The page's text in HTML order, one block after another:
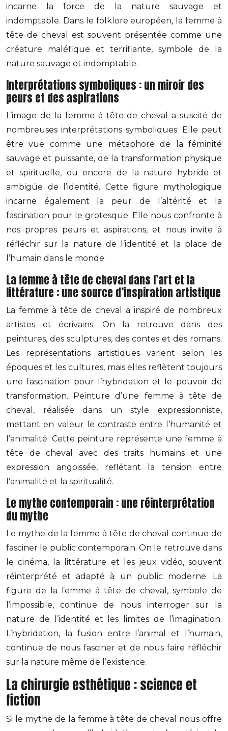
incarne la force de la nature sauvage et
indomptable. Dans le folklore européen, la femme à
tête de cheval est souvent présentée comme une
créature maléfique et terrifiante, symbole de la
nature sauvage et indomptable.
Interprétations symboliques : un miroir des
peurs et des aspirations
L’image de la femme à tête de cheval a suscité de
nombreuses interprétations symboliques. Elle peut
être vue comme une métaphore de la féminité
sauvage et puissante, de la transformation physique
et spirituelle, ou encore de la nature hybride et
ambigüe de l’identité. Cette figure mythologique
incarne également la peur de l’altérité et la
fascination pour le grotesque. Elle nous confronte à
nos propres peurs et aspirations, et nous invite à
réfléchir sur la nature de l’identité et la place de
l’humain dans le monde.
La femme à tête de cheval dans l’art et la
littérature : une source d’inspiration artistique
La femme à tête de cheval a inspiré de nombreux
artistes et écrivains. On la retrouve dans des
peintures, des sculptures, des contes et des romans.
Les représentations artistiques varient selon les
époques et les cultures, mais elles reflètent toujours
une fascination pour l’hybridation et le pouvoir de
transformation. Peinture d’une femme à tête de
cheval, réalisée dans un style expressionniste,
mettant en valeur le contraste entre l’humanité et
l’animalité. Cette peinture représente une femme à
tête de cheval avec des traits humains et une
expression angoissée, reflétant la tension entre
l’animalité et la spiritualité.
Le mythe contemporain : une réinterprétation
du mythe
Le mythe de la femme à tête de cheval continue de
fasciner le public contemporain. On le retrouve dans
le cinéma, la littérature et les jeux vidéo, souvent
réinterprété et adapté à un public moderne. La
figure de la femme à tête de cheval, symbole de
l’impossible, continue de nous interroger sur la
nature de l’identité et les limites de l’imagination.
L’hybridation, la fusion entre l’animal et l’humain,
continue de nous fasciner et de nous faire réfléchir
sur la nature même de l’existence.
La chirurgie esthétique : science et
fiction
Si le mythe de la femme à tête de cheval nous offre